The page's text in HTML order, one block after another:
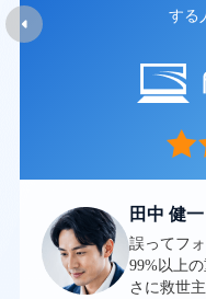
する
田中 健
誤ってフ
99%以上
さに救世